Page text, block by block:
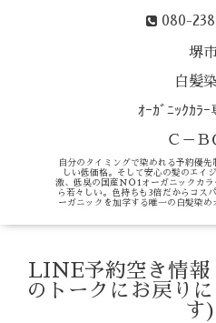
080-
堺
白髪
ｵｰｶﾞﾆｯｸｶﾗ
Ｃ－Ｂ
自分のタイミングで染めれる予約優
しい低価格。そして安心の髪のエイ
激、低臭の国産ＮＯ1オーガニックカ
ら若々しい。色持ちも3倍だからコス
ーガニックを加学する唯一の白髪染め
LINE予約空き情
のトークにお戻り
す)